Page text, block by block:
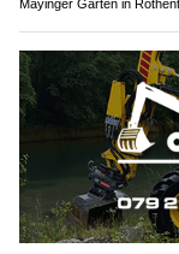
Mayinger Gärten in